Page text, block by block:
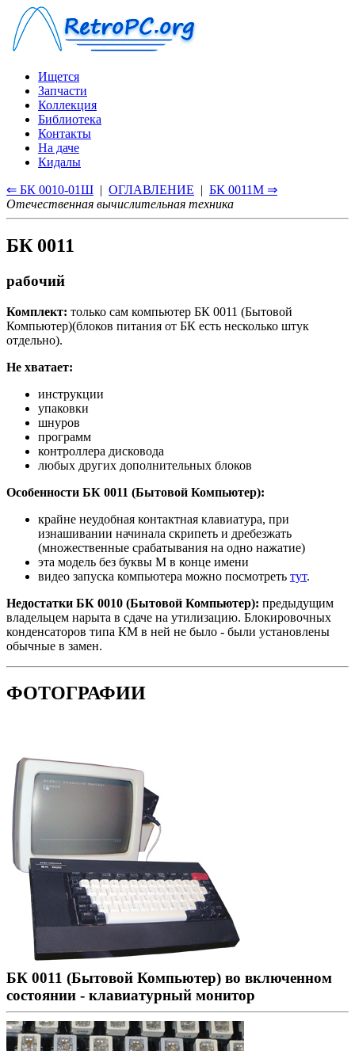
Ищется
Запчасти
Коллекция
Библиотека
Контакты
На даче
Кидалы
⇐ БК 0010-01Ш | ОГЛАВЛЕНИЕ | БК 0011М ⇒
Отечественная вычислительная техника
БК 0011
рабочий
Комплект: только сам компьютер БК 0011 (Бытовой
Компьютер)(блоков питания от БК есть несколько штук
отдельно).
Не хватает:
инструкции
упаковки
шнуров
программ
контроллера дисковода
любых других дополнительных блоков
Особенности БК 0011 (Бытовой Компьютер):
крайне неудобная контактная клавиатура, при
изнашивании начинала скрипеть и дребезжать
(множественные срабатывания на одно нажатие)
эта модель без буквы М в конце имени
видео запуска компьютера можно посмотреть тут.
Недостатки БК 0010 (Бытовой Компьютер): предыдущим
владельцем нарыта в сдаче на утилизацию. Блокировочных
конденсаторов типа КМ в ней не было - были установлены
обычные в замен.
ФОТОГРАФИИ
БК 0011 (Бытовой Компьютер) во включенном
состоянии - клавиатурный монитор